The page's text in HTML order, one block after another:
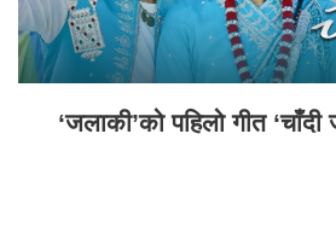
‘जलाकी’को पहिलो गीत